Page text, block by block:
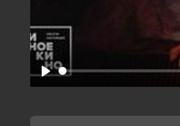
Play